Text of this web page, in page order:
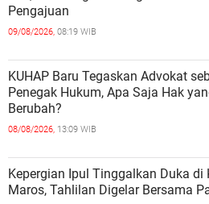
Pengajuan
09/08/2026, 08:19 WIB
KUHAP Baru Tegaskan Advokat
Penegak Hukum, Apa Saja Hak
Berubah?
08/08/2026, 13:09 WIB
Kepergian Ipul Tinggalkan Duka di
Maros, Tahlilan Digelar Bersama